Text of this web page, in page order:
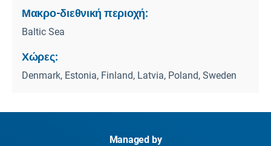
Μακρο-διεθνική περιοχή:
Baltic Sea
Χώρες:
Denmark, Estonia, Finland, Latvia, Poland, Sweden
Managed by